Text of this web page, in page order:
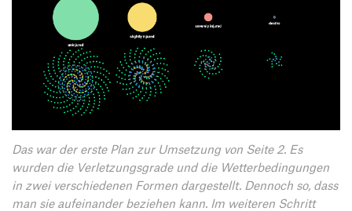
Das war der erste Plan zur Umsetzung von Seite 2. Es
wurden die Verletzungsgrade und die Wetterbedingungen
in zwei verschiedenen Formen dargestellt. Dennoch so, dass
man sie aufeinander beziehen kann. Im weiteren Schritt